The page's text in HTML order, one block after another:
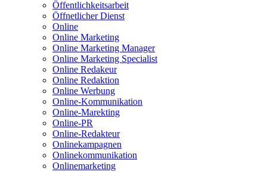
Öffentlichkeitsarbeit
Öffnetlicher Dienst
Online
Online Marketing
Online Marketing Manager
Online Marketing Specialist
Online Redakeur
Online Redaktion
Online Werbung
Online-Kommunikation
Online-Marekting
Online-PR
Online-Redakteur
Onlinekampagnen
Onlinekommunikation
Onlinemarketing